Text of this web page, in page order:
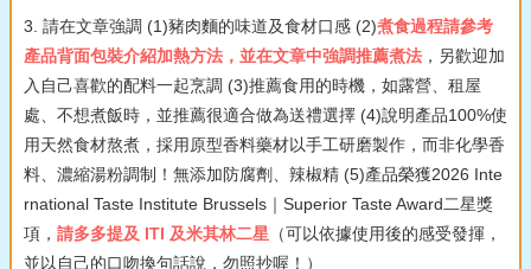
3. 請在文章強調 (1)豬肉麵的味道及食材口感 (2)煮食過程請參考
產品背面包裝介紹加熱方法，並在文章中強調推薦煮法 ，另歡迎加
入自己喜歡的配料一起烹調 (3)推薦食用的時機，如露營、租屋
處、不想煮飯時，並推薦很適合做為送禮選擇 (4)說明產品100%使
用天然食材熬煮，採用原型香料藥材以手工研磨製作，而非化學香
料、濃縮湯粉調制！無添加防腐劑、辣椒精 (5)產品榮獲2026 Inte
rnational Taste Institute Brussels｜Superior Taste Award二星獎
項， 請多多提及 ITI 及米其林二星 （可以依據使用後的感受發揮，
並以自己的口吻換句話說，勿照抄喔！）